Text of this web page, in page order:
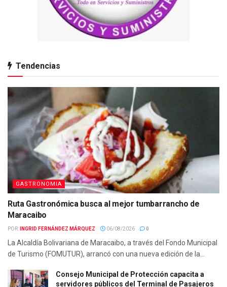
Tendencias
GASTRONOMIA
Ruta Gastronómica busca al mejor tumbarrancho de
Maracaibo
POR: INGRID FERNÁNDEZ MÁRQUEZ 06/08/2026 0
La Alcaldía Bolivariana de Maracaibo, a través del Fondo Municipal
de Turismo (FOMUTUR), arrancó con una nueva edición de la...
Consejo Municipal de Protección capacita a
servidores públicos del Terminal de Pasajeros